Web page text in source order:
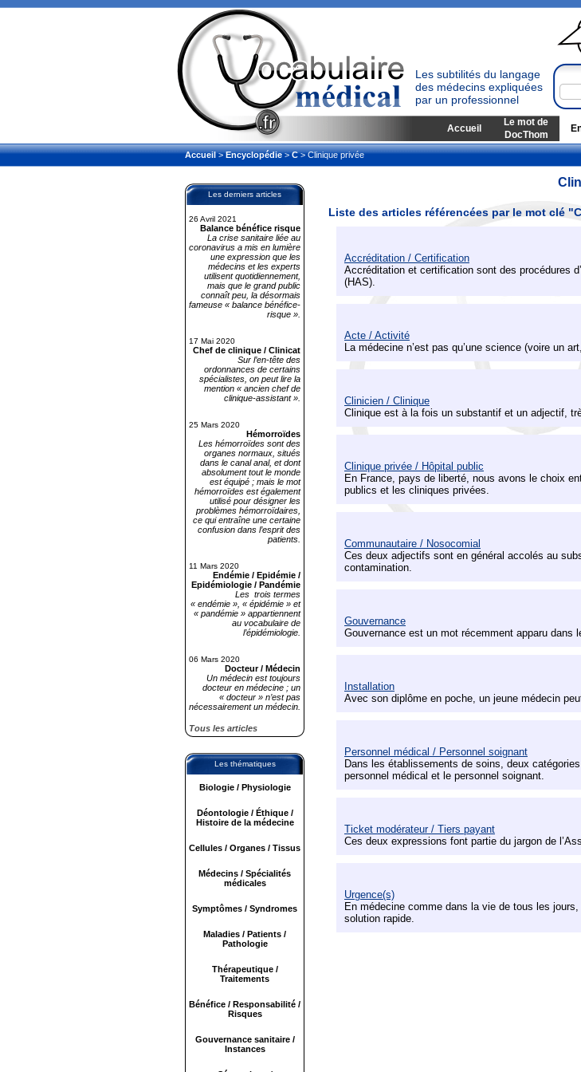
Les subtilités du langage
des médecins expliquées
par un professionnel
Accueil
Le mot de
DocThom
Accueil>Encyclopédie>C> Clinique privée
Les derniers articles
26 Avril 2021
Balance bénéfice risque
La crise sanitaire liée au
coronavirus a mis en lumière
une expression que les
médecins et les experts
utilisent quotidiennement,
mais que le grand public
connaît peu, la désormais
fameuse « balance bénéfice-
risque ».
17 Mai 2020
Chef de clinique / Clinicat
Sur l’en-tête des
ordonnances de certains
spécialistes, on peut lire la
mention « ancien chef de
clinique-assistant ».
25 Mars 2020
Hémorroïdes
Les hémorroïdes sont des
organes normaux, situés
dans le canal anal, et dont
absolument tout le monde
est équipé ; mais le mot
hémorroïdes est également
utilisé pour désigner les
problèmes hémorroïdaires,
ce qui entraîne une certaine
confusion dans l’esprit des
patients.
11 Mars 2020
Endémie / Epidémie /
Epidémiologie / Pandémie
Les trois termes
« endémie », « épidémie » et
« pandémie » appartiennent
au vocabulaire de
l’épidémiologie.
06 Mars 2020
Docteur / Médecin
Un médecin est toujours
docteur en médecine ; un
« docteur » n’est pas
nécessairement un médecin.
Tous les articles
Les thématiques
Biologie / Physiologie
Déontologie / Éthique /
Histoire de la médecine
Cellules / Organes / Tissus
Médecins / Spécialités
médicales
Symptômes / Syndromes
Maladies / Patients /
Pathologie
Thérapeutique /
Traitements
Bénéfice / Responsabilité /
Risques
Gouvernance sanitaire /
Instances
Liste des articles référencées par le mot clé
Accréditation / Certification
Accréditation et certification sont des procédures
(HAS).
Acte / Activité
La médecine n’est pas qu’une science (voire un
Clinicien / Clinique
Clinique est à la fois un substantif et un adjectif,
Clinique privée / Hôpital public
En France, pays de liberté, nous avons le choix
publics et les cliniques privées.
Communautaire / Nosocomial
Ces deux adjectifs sont en général accolés au
contamination.
Gouvernance
Gouvernance est un mot récemment apparu dans
Installation
Avec son diplôme en poche, un jeune médecin
Personnel médical / Personnel soignant
Dans les établissements de soins, deux
personnel médical et le personnel soignant.
Ticket modérateur / Tiers payant
Ces deux expressions font partie du jargon de
Urgence(s)
En médecine comme dans la vie de tous les
solution rapide.